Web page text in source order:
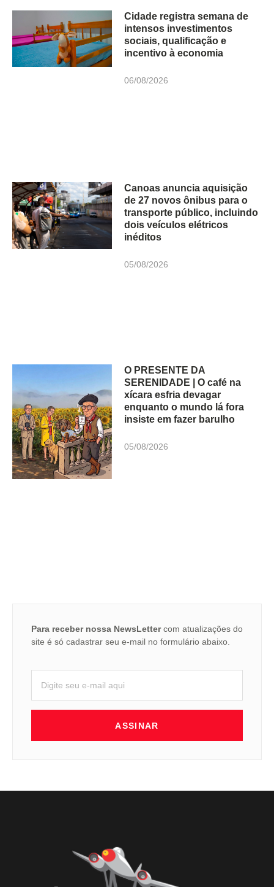
Cidade registra semana de
intensos investimentos
sociais, qualificação e
incentivo à economia
06/08/2026
Canoas anuncia aquisição
de 27 novos ônibus para o
transporte público, incluindo
dois veículos elétricos
inéditos
05/08/2026
O PRESENTE DA
SERENIDADE | O café na
xícara esfria devagar
enquanto o mundo lá fora
insiste em fazer barulho
05/08/2026
Para receber nossa NewsLettercom atualizações do
site é só cadastrar seu e-mail no formulário abaixo.
ASSINAR